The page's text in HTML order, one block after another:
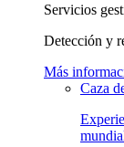
Servicios
Detección y
Más
Caza